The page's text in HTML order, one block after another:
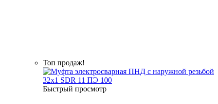
Топ продаж!
Быстрый просмотр